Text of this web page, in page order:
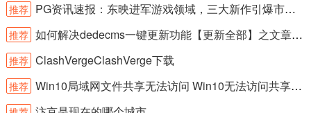
推荐 PG资讯速报：东映进军游戏领域，三大新作引爆市场关注
推荐 如何解决dedecms一键更新功能【更新全部】之文章不能全部更新bug问题
推荐 ClashVergeClashVerge下载
推荐 Win10局域网文件共享无法访问 Win10无法访问共享文件夹怎么办